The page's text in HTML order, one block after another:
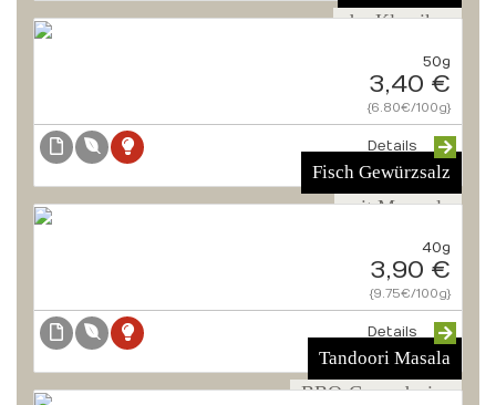
der Klassiker
Fisch Gewürzsalz
mit Meersalz
50g
3,40 €
{6.80€/100g}
Details
Tandoori Masala
BBQ-Groundspice
40g
3,90 €
{9.75€/100g}
Details